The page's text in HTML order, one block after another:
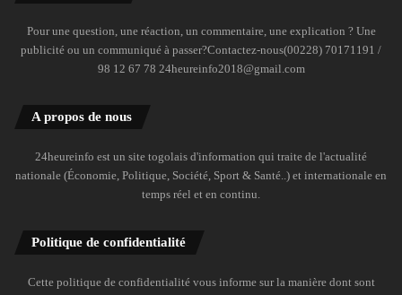
Pour une question, une réaction, un commentaire, une explication ? Une
publicité ou un communiqué à passer?Contactez-nous(00228) 70171191 /
98 12 67 78 24heureinfo2018@gmail.com
A propos de nous
24heureinfo est un site togolais d'information qui traite de l'actualité
nationale (Économie, Politique, Société, Sport & Santé..) et internationale en
temps réel et en continu.
Politique de confidentialité
Cette politique de confidentialité vous informe sur la manière dont sont